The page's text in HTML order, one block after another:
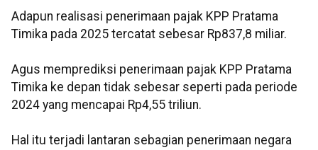
Adapun realisasi penerimaan pajak KPP Pratama
Timika pada 2025 tercatat sebesar Rp837,8 miliar.
Agus memprediksi penerimaan pajak KPP Pratama
Timika ke depan tidak sebesar seperti pada periode
2024 yang mencapai Rp4,55 triliun.
Hal itu terjadi lantaran sebagian penerimaan negara